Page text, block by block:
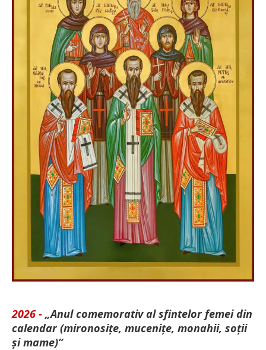
2026 - „Anul comemorativ al sfintelor femei din
calendar (mironosițe, mu­cenițe, monahii, soții
și mame)”